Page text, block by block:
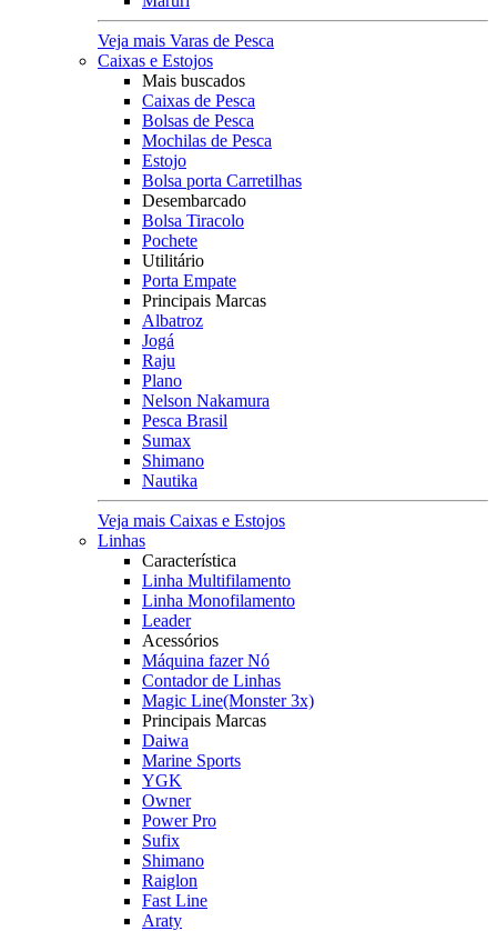
Veja mais Varas de Pesca
Caixas e Estojos
Mais buscados
Caixas de Pesca
Bolsas de Pesca
Mochilas de Pesca
Estojo
Bolsa porta Carretilhas
Desembarcado
Bolsa Tiracolo
Pochete
Utilitário
Porta Empate
Principais Marcas
Albatroz
Jogá
Raju
Plano
Nelson Nakamura
Pesca Brasil
Sumax
Shimano
Nautika
Veja mais Caixas e Estojos
Linhas
Característica
Linha Multifilamento
Linha Monofilamento
Leader
Acessórios
Máquina fazer Nó
Contador de Linhas
Magic Line(Monster 3x)
Principais Marcas
Daiwa
Marine Sports
YGK
Owner
Power Pro
Sufix
Shimano
Raiglon
Fast Line
Araty